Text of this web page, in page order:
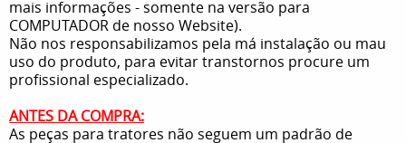
mais informações - somente na versão para
COMPUTADOR de nosso Website).
Não nos responsabilizamos pela má instalação ou mau
uso do produto, para evitar transtornos procure um
profissional especializado.
ANTES DA COMPRA:
As peças para tratores não seguem um padrão de